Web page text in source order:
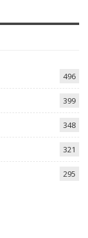
496
399
348
321
295